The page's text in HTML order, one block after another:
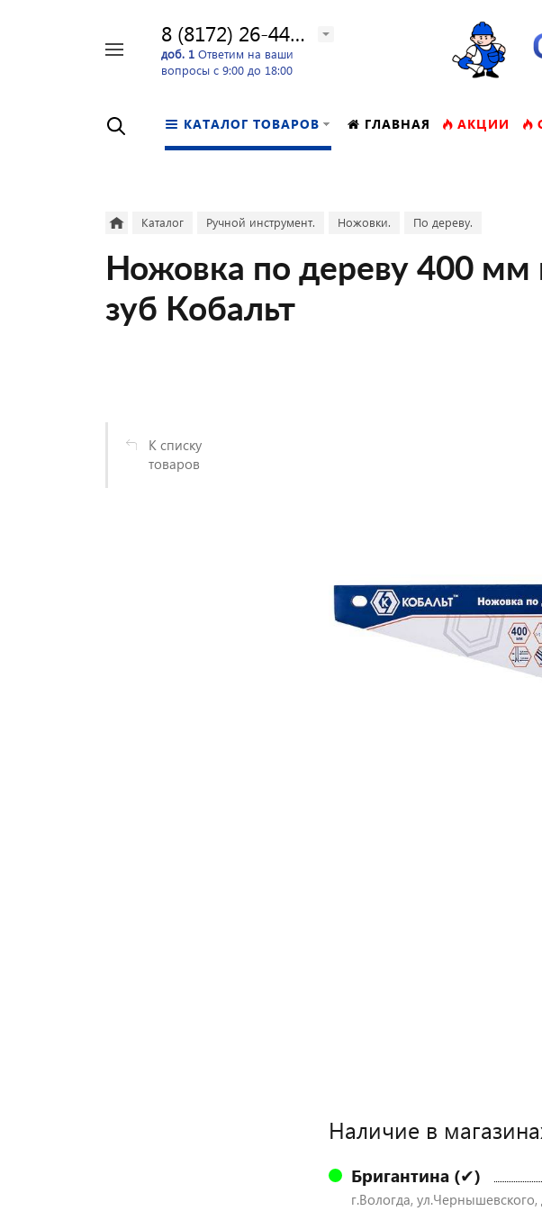
8 (8172) 26-44-24
доб. 1 Ответим на ваши
вопросы с 9:00 до 18:00
КАТАЛОГ ТОВАРОВ ГЛАВНАЯ АКЦИИ
Каталог Ручной инструмент. Ножовки. По дереву.
Ножовка по дереву 400
зуб Кобальт
К списку
товаров
Наличие в
Бригантина (✔)
г.Вологда, ул.Чернышевского,